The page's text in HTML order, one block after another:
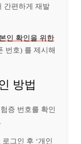
간편하게 재발
인 확인을 위한
번호) 를 제시해
방법
증 번호를 확인
로그인 후 ‘개인